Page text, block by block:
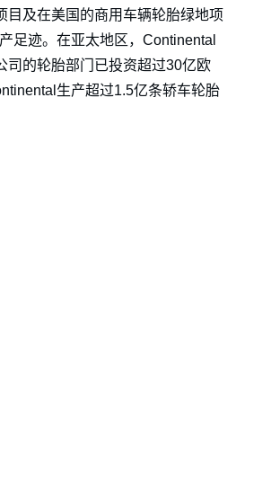
目及在美国的商用车辆轮胎绿地项
足迹。在亚太地区，Continental
司的轮胎部门已投资超过30亿欧
生产超过1.5亿条轿车轮胎